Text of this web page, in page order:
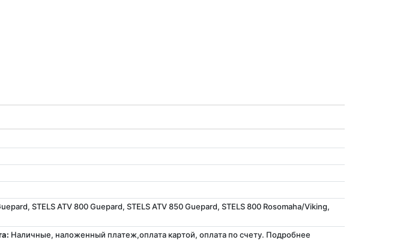
STELS ATV 800 Guepard, STELS ATV 850 Guepard, STELS 800 Rosomaha/Viking,
Наличные, наложенный платеж,оплата картой, оплата по счету. Подробнее